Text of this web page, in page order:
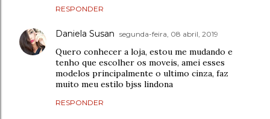
RESPONDER
Daniela Susan segunda-feira, 08 abril, 2019
Quero conhecer a loja, estou me mudando e
tenho que escolher os moveis, amei esses
modelos principalmente o ultimo cinza, faz
muito meu estilo bjss lindona
RESPONDER